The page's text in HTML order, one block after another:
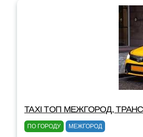
TAXI TOП МЕЖГОРОД,
ПО ГОРОДУ МЕЖГОРОД